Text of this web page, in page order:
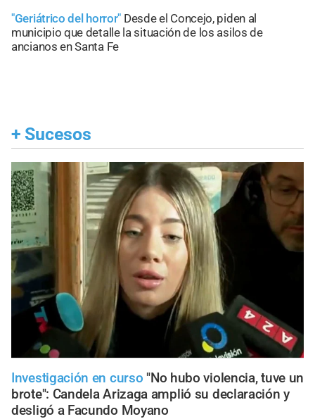
"Geriátrico del horror" Desde el Concejo, piden al
municipio que detalle la situación de los asilos de
ancianos en Santa Fe
+ Sucesos
Investigación en curso "No hubo violencia, tuve un
brote": Candela Arizaga amplió su declaración y
desligó a Facundo Moyano